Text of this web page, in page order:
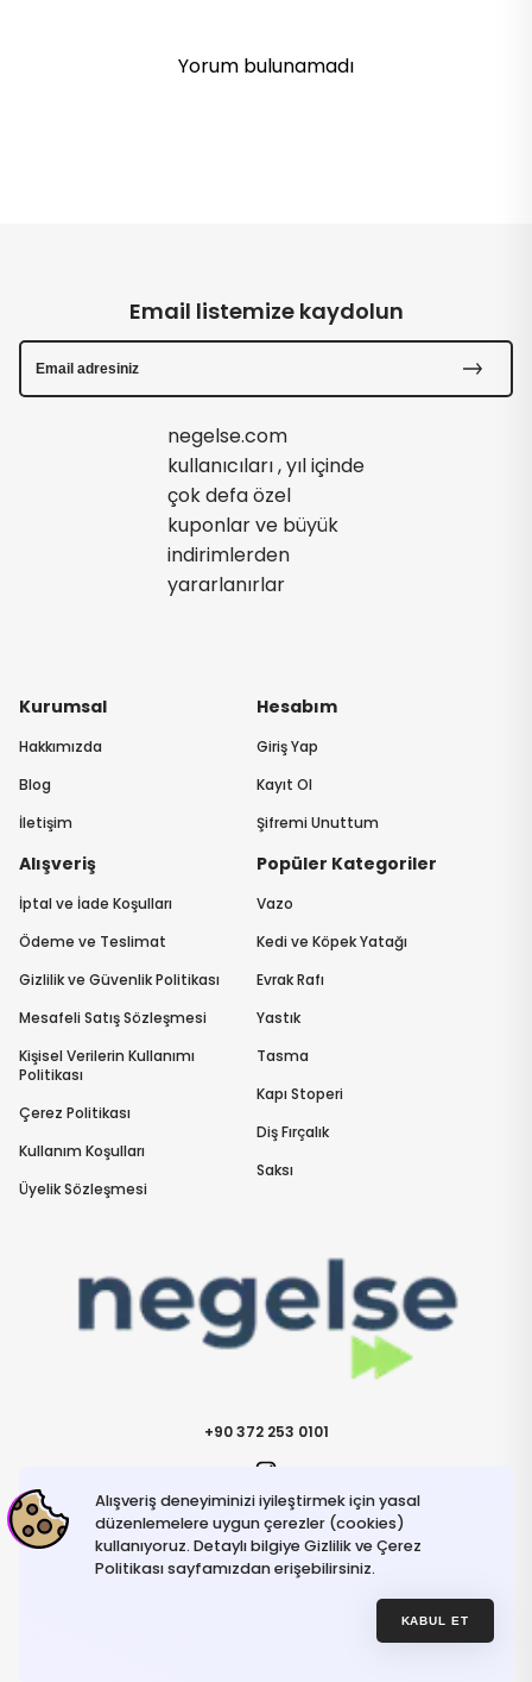
Alışveriş deneyiminizi iyileştirmek için yasal
düzenlemelere uygun çerezler (cookies)
kullanıyoruz. Detaylı bilgiye Gizlilik ve Çerez
Politikası sayfamızdan erişebilirsiniz.
KABUL ET
Yorum bulunamadı
+90 372 253 0101
İletişime Geçininfo@negelse.com
Kurumsal
Hakkımızda
Blog
İletişim
Hesabım
Giriş Yap
Kayıt Ol
Şifremi Unuttum
Alışveriş
İptal ve İade Koşulları
Ödeme ve Teslimat
Gizlilik ve Güvenlik Politikası
Mesafeli Satış Sözleşmesi
Kişisel Verilerin Kullanımı
Politikası
Çerez Politikası
Kullanım Koşulları
Üyelik Sözleşmesi
Popüler Kategoriler
Vazo
Kedi ve Köpek Yatağı
Evrak Rafı
Yastık
Tasma
Kapı Stoperi
Diş Fırçalık
Saksı
Email listemize kaydolun
negelse.com
kullanıcıları , yıl içinde
çok defa özel
kuponlar ve büyük
indirimlerden
yararlanırlar